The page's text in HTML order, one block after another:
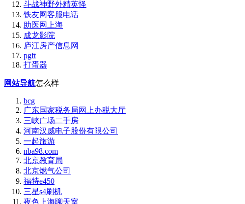
斗战神野外精英怪
铁友网客服电话
助医网上海
成龙影院
庐江房产信息网
pgft
打蛋器
网站导航怎么样
bcg
广东国家税务局网上办税大厅
三峡广场二手房
河南汉威电子股份有限公司
一起旅游
nba98.com
北京教育局
北京燃气公司
福特e450
三星s4刷机
夜色上海聊天室